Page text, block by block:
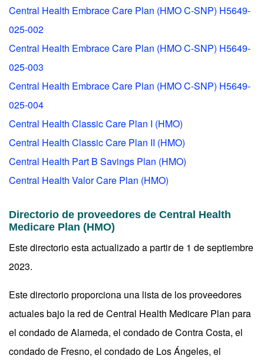
Central Health Embrace Care Plan (HMO C-SNP) H5649-
025-002
Central Health Embrace Care Plan (HMO C-SNP) H5649-
025-003
Central Health Embrace Care Plan (HMO C-SNP) H5649-
025-004
Central Health Classic Care Plan I (HMO)
Central Health Classic Care Plan II (HMO)
Central Health Part B Savings Plan (HMO)
Central Health Valor Care Plan (HMO)
Directorio de proveedores de Central Health
Medicare Plan (HMO)
Este directorio esta actualizado a partir de 1 de septiembre
2023.
Este directorio proporciona una lista de los proveedores
actuales bajo la red de Central Health Medicare Plan para
el condado de Alameda, el condado de Contra Costa, el
condado de Fresno, el condado de Los Ángeles, el